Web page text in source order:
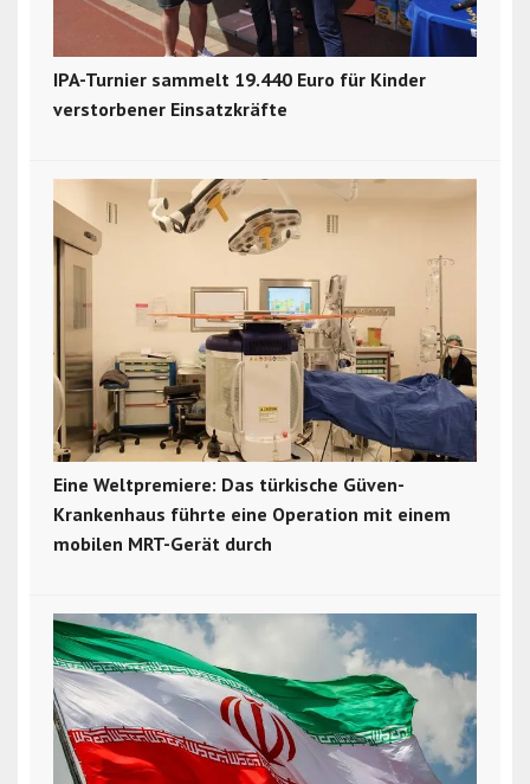
IPA-Turnier sammelt 19.440 Euro für Kinder
verstorbener Einsatzkräfte
Eine Weltpremiere: Das türkische Güven-
Krankenhaus führte eine Operation mit einem
mobilen MRT-Gerät durch